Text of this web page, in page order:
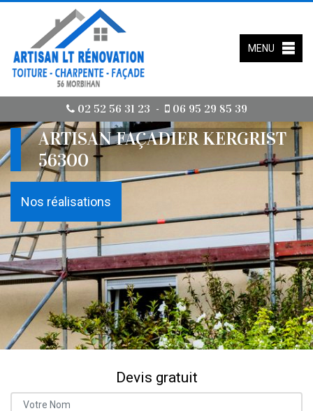
02 52 56 31 23 - 06 95 29 85 39
MENU
ARTISAN FAÇADIER KERGRIST
56300
Nos réalisations
Devis gratuit